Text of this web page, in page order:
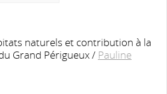
naturels et contribution à la
Grand Périgueux/ Pauline